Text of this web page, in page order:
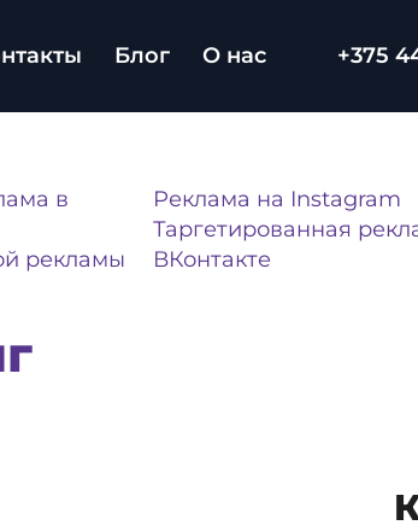
Блог О нас +375
в
рекламы
Реклама на Instagram
Таргетированная
ВКонтакте